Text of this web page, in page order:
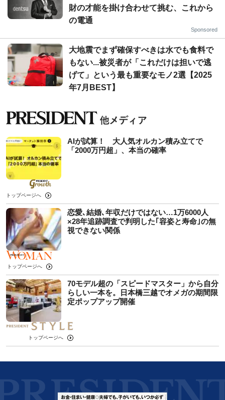
財の才能を掛け合わせて挑む、これから
の電通
Sponsored
大地震でまず確保すべきは水でも食料で
もない...被災者が「これだけは担いで逃
げて」という最も重要なモノ2選【2025
年7月BEST】
AIが試算！ 大人気オルカン積み立てで
「2000万円超」、本当の確率
トップページへ
恋愛､結婚､年収だけではない…1万6000人
×28年追跡調査で判明した｢容姿と寿命｣の無
視できない関係
トップページへ
70モデル超の「スピードマスター」から自分
らしい一本を。日本橋三越でオメガの期間限
定ポップアップ開催
トップページへ